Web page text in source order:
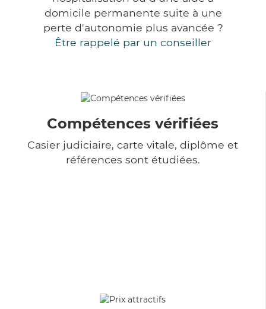
domicile permanente suite à une
perte d'autonomie plus avancée ?
Être rappelé par un conseiller
Compétences vérifiées
Casier judiciaire, carte vitale, diplôme et
références sont étudiées.